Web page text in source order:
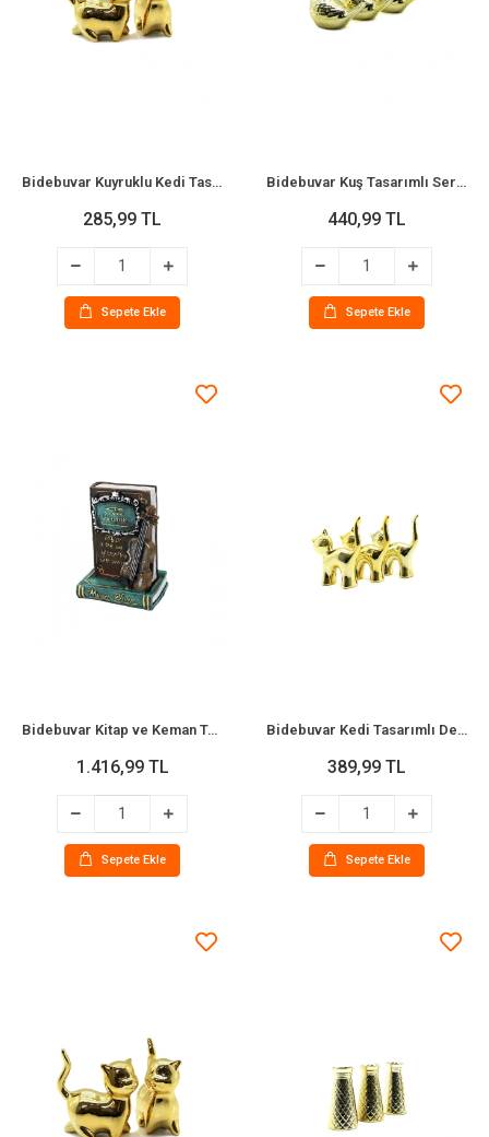
Bidebuvar Kuyruklu Kedi Tasarımlı Biblo - Orta Boy - Seramik - Parlak Altın
285,99 TL
Sepete Ekle
Bidebuvar Kuş Tasarımlı Seramik Biblo - Mega Boy - Parlak Altın
440,99 TL
Sepete Ekle
Bidebuvar Kitap ve Keman Tasarımlı Biblo Kumbara - Vintage Model - Dekoratif Obje
1.416,99 TL
Sepete Ekle
Bidebuvar Kedi Tasarımlı Dekoratif Biblo - Seramik - Büyük Boy - Parlak Altın
389,99 TL
Sepete Ekle